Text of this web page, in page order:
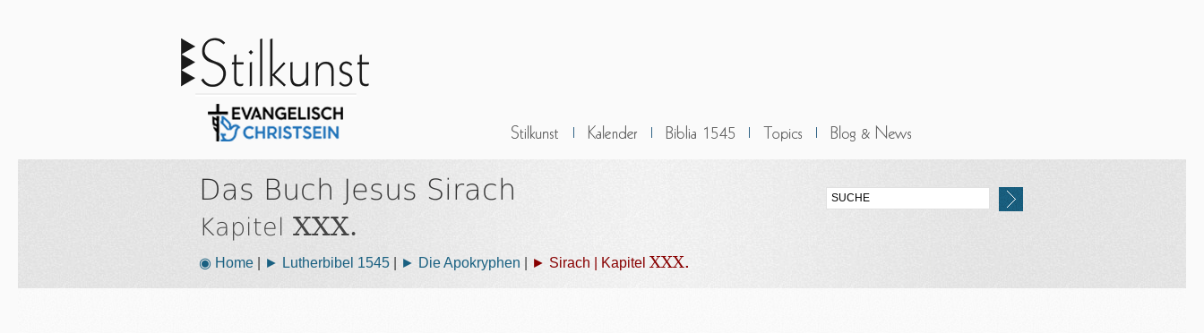
Das Buch Jesus Sirach
Kapitel XXX.
◉ Home ► Lutherbibel 1545 ► Die Apokryphen ► Sirach | Kapitel XXX.